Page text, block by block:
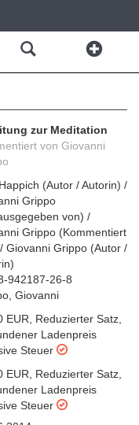
zur Meditation
von Giovanni
(Autor / Autorin) /
Grippo
von) /
Grippo (Kommentiert
/ Giovanni Grippo (Autor /
)
942187-26-8
Giovanni
EUR
Reduzierter Satz
Ladenpreis
Steuer
EUR Reduzierter Satz
Ladenpreis
Steuer